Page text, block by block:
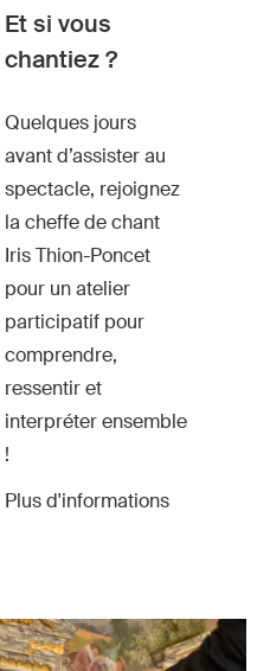
Et si vous
chantiez ?
Quelques jours
avant d’assister au
spectacle, rejoignez
la cheffe de chant
Iris Thion-Poncet
pour un atelier
participatif pour
comprendre,
ressentir et
interpréter ensemble
!
Plus d'informations